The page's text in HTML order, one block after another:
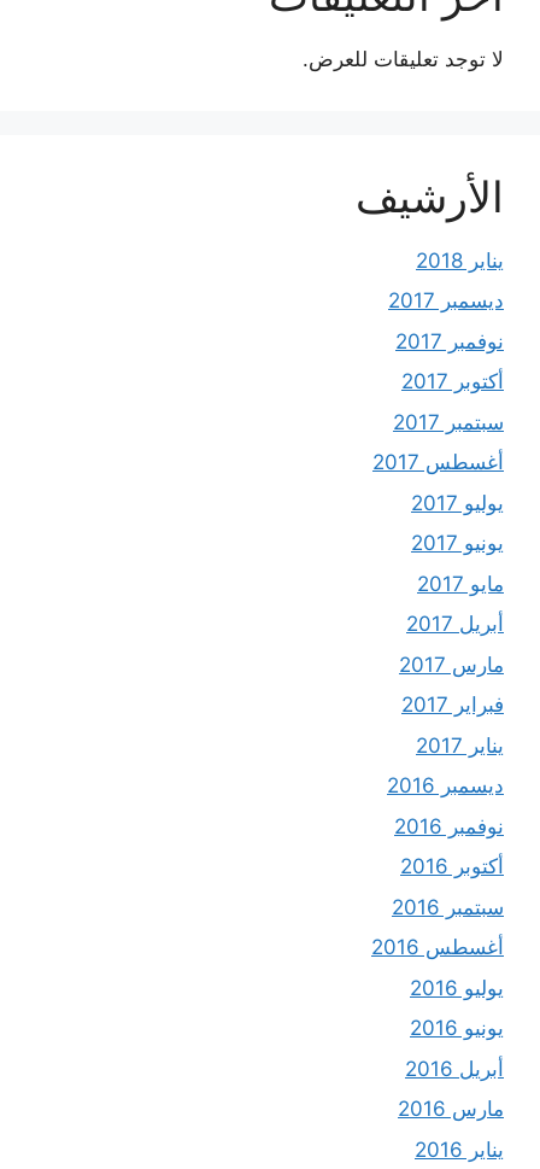
لا توجد تعليقات للعرض.
الأرشيف
يناير 2018
ديسمبر 2017
نوفمبر 2017
أكتوبر 2017
سبتمبر 2017
أغسطس 2017
يوليو 2017
يونيو 2017
مايو 2017
أبريل 2017
مارس 2017
فبراير 2017
يناير 2017
ديسمبر 2016
نوفمبر 2016
أكتوبر 2016
سبتمبر 2016
أغسطس 2016
يوليو 2016
يونيو 2016
أبريل 2016
مارس 2016
يناير 2016